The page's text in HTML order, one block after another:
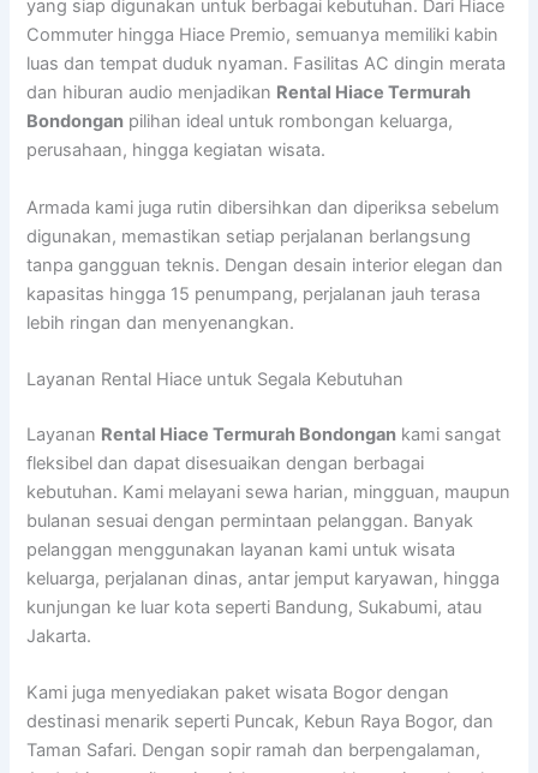
yang siap digunakan untuk berbagai kebutuhan. Dari Hiace
Commuter hingga Hiace Premio, semuanya memiliki kabin
luas dan tempat duduk nyaman. Fasilitas AC dingin merata
dan hiburan audio menjadikan Rental Hiace Termurah
Bondongan pilihan ideal untuk rombongan keluarga,
perusahaan, hingga kegiatan wisata.
Armada kami juga rutin dibersihkan dan diperiksa sebelum
digunakan, memastikan setiap perjalanan berlangsung
tanpa gangguan teknis. Dengan desain interior elegan dan
kapasitas hingga 15 penumpang, perjalanan jauh terasa
lebih ringan dan menyenangkan.
Layanan Rental Hiace untuk Segala Kebutuhan
Layanan Rental Hiace Termurah Bondongan kami sangat
fleksibel dan dapat disesuaikan dengan berbagai
kebutuhan. Kami melayani sewa harian, mingguan, maupun
bulanan sesuai dengan permintaan pelanggan. Banyak
pelanggan menggunakan layanan kami untuk wisata
keluarga, perjalanan dinas, antar jemput karyawan, hingga
kunjungan ke luar kota seperti Bandung, Sukabumi, atau
Jakarta.
Kami juga menyediakan paket wisata Bogor dengan
destinasi menarik seperti Puncak, Kebun Raya Bogor, dan
Taman Safari. Dengan sopir ramah dan berpengalaman,